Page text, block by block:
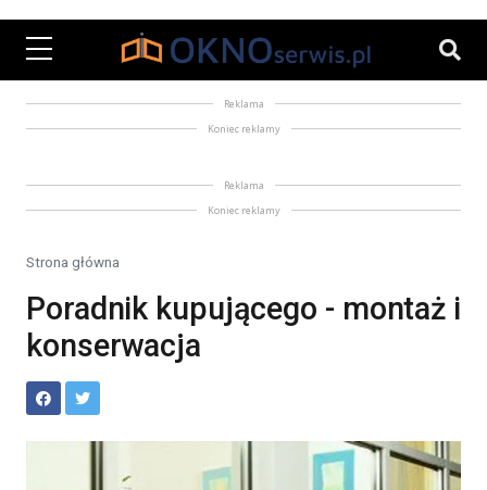
Reklama
Koniec reklamy
Reklama
Koniec reklamy
Strona główna
Poradnik kupującego - montaż i
konserwacja